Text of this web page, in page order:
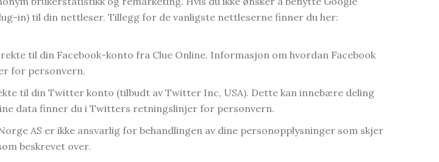
in) til din nettleser. Tillegg for de vanligste nettleserne finner du her:
til din Facebook-konto fra Clue Online. Informasjon om hvordan Facebook
for personvern.
til din Twitter konto (tilbudt av Twitter Inc, USA). Dette kan innebære deling
data finner du i Twitters retningslinjer for personvern.
AS er ikke ansvarlig for behandlingen av dine personopplysninger som skjer
beskrevet over.